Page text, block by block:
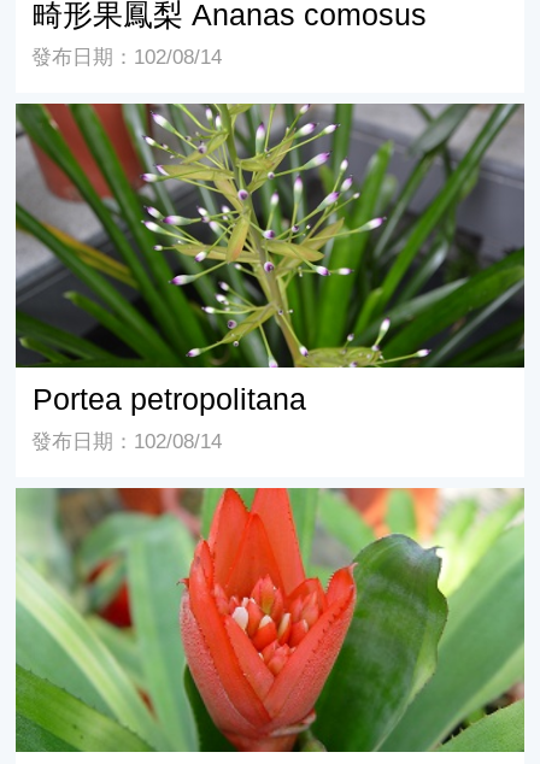
畸形果鳳梨 Ananas comosus
發布日期：102/08/14
Portea petropolitana
Portea petropolitana
發布日期：102/08/14
異屬雜交